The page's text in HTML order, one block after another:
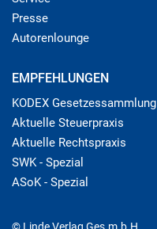
Presse
Autorenlounge
EMPFEHLUNGEN
KODEX Gesetzessammlung
Aktuelle Steuerpraxis
Aktuelle Rechtspraxis
SWK - Spezial
ASoK - Spezial